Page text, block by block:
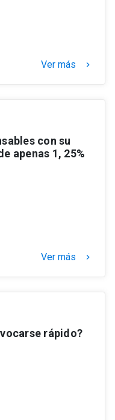
Ver más keyboard_arrow_right
con su
apenas 1, 25%
Ver más keyboard_arrow_right
rápido?